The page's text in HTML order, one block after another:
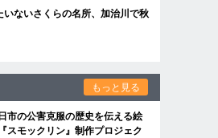
いないさくらの名所、加治川で秋
もっと見る
市の公害克服の歴史を伝える絵
スモックリン』制作プロジェク